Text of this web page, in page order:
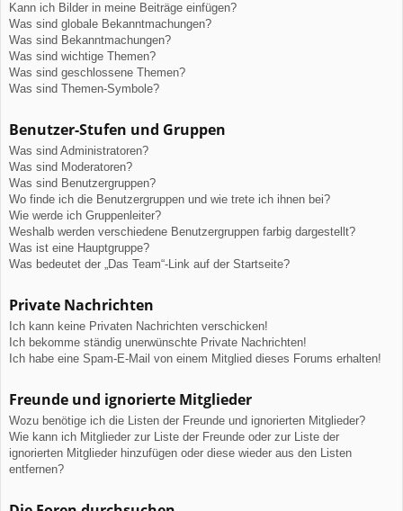
Kann ich Bilder in meine Beiträge einfügen?
Was sind globale Bekanntmachungen?
Was sind Bekanntmachungen?
Was sind wichtige Themen?
Was sind geschlossene Themen?
Was sind Themen-Symbole?
Benutzer-Stufen und Gruppen
Was sind Administratoren?
Was sind Moderatoren?
Was sind Benutzergruppen?
Wo finde ich die Benutzergruppen und wie trete ich ihnen bei?
Wie werde ich Gruppenleiter?
Weshalb werden verschiedene Benutzergruppen farbig dargestellt?
Was ist eine Hauptgruppe?
Was bedeutet der „Das Team“-Link auf der Startseite?
Private Nachrichten
Ich kann keine Privaten Nachrichten verschicken!
Ich bekomme ständig unerwünschte Private Nachrichten!
Ich habe eine Spam-E-Mail von einem Mitglied dieses Forums erhalten!
Freunde und ignorierte Mitglieder
Wozu benötige ich die Listen der Freunde und ignorierten Mitglieder?
Wie kann ich Mitglieder zur Liste der Freunde oder zur Liste der
ignorierten Mitglieder hinzufügen oder diese wieder aus den Listen
entfernen?